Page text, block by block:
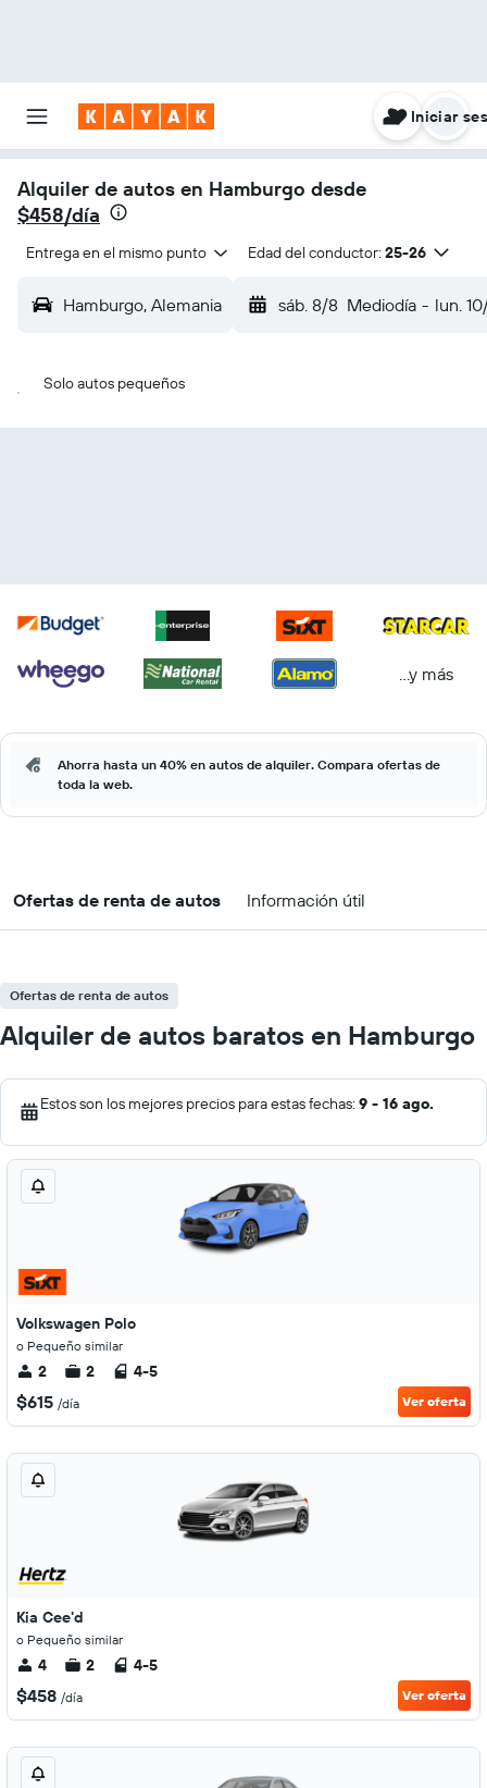
Iniciar
Alquiler de autos en Hamburgo desde
$458/día
Entrega en el mismo punto Edad del conductor: 25-26
Hamburgo, Alemania sáb. 8/8 Mediodía - lun.
Solo autos pequeños
...y más
Ahorra hasta un 40% en autos de alquiler. Compara ofertas de
toda la web.
Ofertas de renta de autos Información útil
Ofertas de renta de autos
Alquiler de autos baratos en Hamburgo
Estos son los mejores precios para estas fechas: 9 - 16 ago.
Volkswagen Polo
o Pequeño similar
2 2 4-5
$615 /día Ver oferta
Kia Cee'd
o Pequeño similar
4 2 4-5
$458 /día Ver oferta